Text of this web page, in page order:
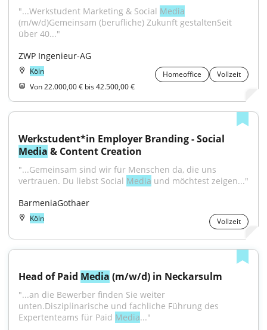
"...Werkstudent Marketing & Social Media
(m/w/d)Gemeinsam (berufliche) Zukunft gestaltenSeit
über 40..."
ZWP Ingenieur-AG
Köln Homeoffice
Vollzeit
Von 22.000,00 € bis 42.500,00 €
Media & Content Creation
"...Gemeinsam sind wir für Menschen da, die uns
vertrauen. Du liebst Social Media und möchtest zeigen..."
BarmeniaGothaer
Köln Vollzeit
Head of Paid Media (m/w/d) in Neckarsulm
"...an die Bewerber finden Sie weiter
unten.Disziplinarische und fachliche Führung des
Expertenteams für Paid Media..."